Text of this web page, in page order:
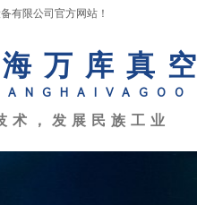
有限公司官方网站！
万库真空
VAGOO
术，发展民族工业